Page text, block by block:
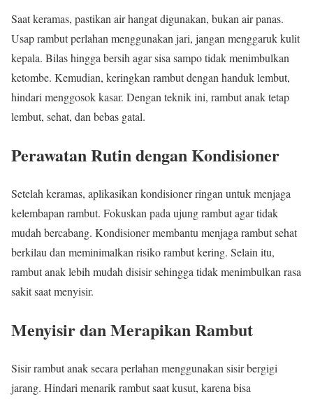
Saat keramas, pastikan air hangat digunakan, bukan air panas.
Usap rambut perlahan menggunakan jari, jangan menggaruk kulit
kepala. Bilas hingga bersih agar sisa sampo tidak menimbulkan
ketombe. Kemudian, keringkan rambut dengan handuk lembut,
hindari menggosok kasar. Dengan teknik ini, rambut anak tetap
lembut, sehat, dan bebas gatal.
Perawatan Rutin dengan Kondisioner
Setelah keramas, aplikasikan kondisioner ringan untuk menjaga
kelembapan rambut. Fokuskan pada ujung rambut agar tidak
mudah bercabang. Kondisioner membantu menjaga rambut sehat
berkilau dan meminimalkan risiko rambut kering. Selain itu,
rambut anak lebih mudah disisir sehingga tidak menimbulkan rasa
sakit saat menyisir.
Menyisir dan Merapikan Rambut
Sisir rambut anak secara perlahan menggunakan sisir bergigi
jarang. Hindari menarik rambut saat kusut, karena bisa